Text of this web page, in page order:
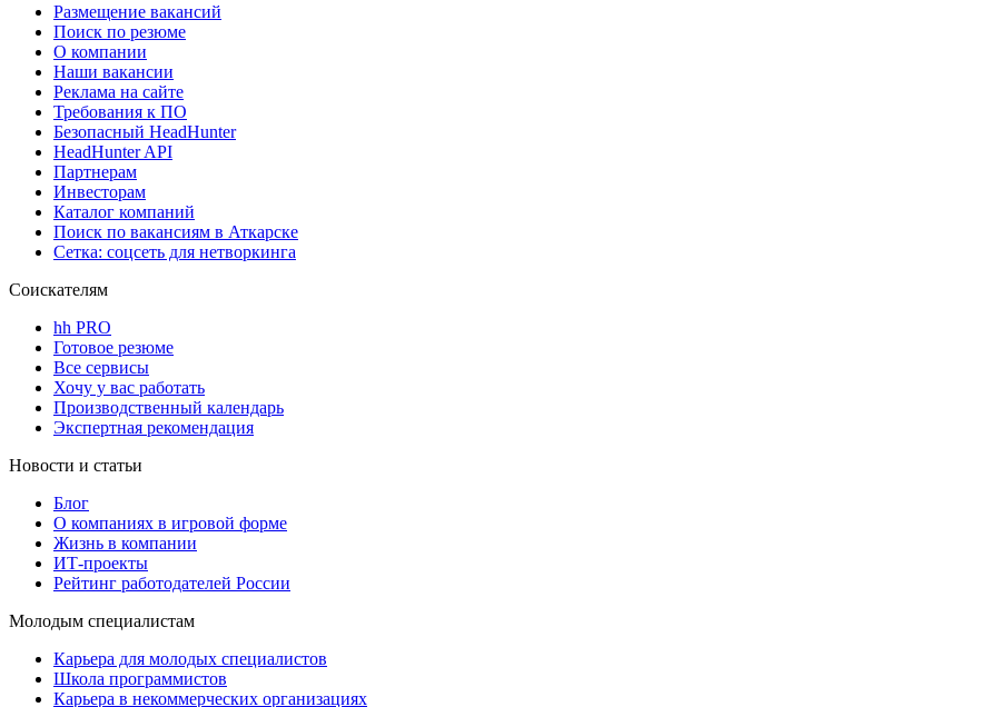
Размещение вакансий
Поиск по резюме
О компании
Наши вакансии
Реклама на сайте
Требования к ПО
Безопасный HeadHunter
HeadHunter API
Партнерам
Инвесторам
Каталог компаний
Поиск по вакансиям в Аткарске
Сетка: соцсеть для нетворкинга
Соискателям
hh PRO
Готовое резюме
Все сервисы
Хочу у вас работать
Производственный календарь
Экспертная рекомендация
Новости и статьи
Блог
О компаниях в игровой форме
Жизнь в компании
ИТ-проекты
Рейтинг работодателей России
Молодым специалистам
Карьера для молодых специалистов
Школа программистов
Карьера в некоммерческих организациях